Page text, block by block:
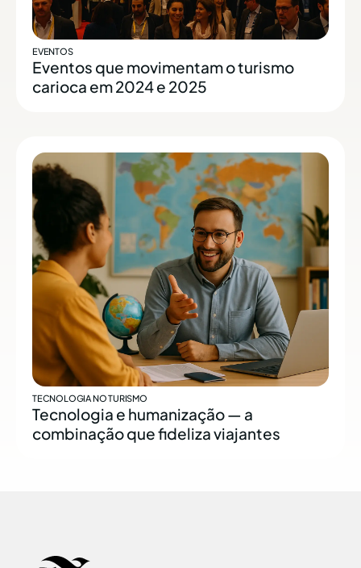
EVENTOS
Eventos que movimentam o turismo
carioca em 2024 e 2025
TECNOLOGIA NO TURISMO
Tecnologia e humanização — a
combinação que fideliza viajantes